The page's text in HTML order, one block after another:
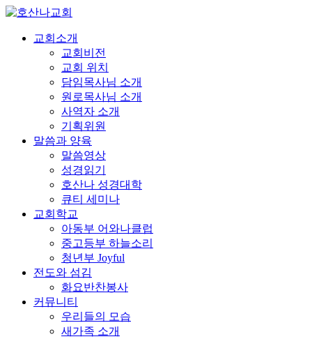
교회소개
교회비전
교회 위치
담임목사님 소개
원로목사님 소개
사역자 소개
기획위원
말씀과 양육
말씀영상
성경읽기
호산나 성경대학
큐티 세미나
교회학교
아동부 어와나클럽
중고등부 하늘소리
청년부 Joyful
전도와 섬김
화요반찬봉사
커뮤니티
우리들의 모습
새가족 소개